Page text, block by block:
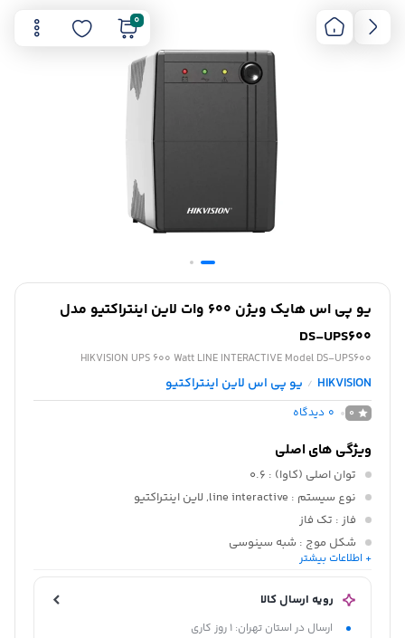
0
یو پی اس هایک ویژن 600 وات لاین اینتراکتیو مدل
DS-UPS600
HIKVISION UPS 600 Watt LINE INTERACTIVE Model DS-UPS600
HIKVISION
/ یو پی اس لاین اینتراکتیو
0
0 دیدگاه
ویژگی های اصلی
توان اصلی (کاوا) : 0.6
نوع سیستم : line interactive, لاین اینتراکتیو
فاز : تک فاز
شکل موج : شبه سینوسی
ولتاژ ورودی
+ اطلاعات بیشتر
رویه ارسال کالا
ارسال در استان تهران: 1 روز کاری